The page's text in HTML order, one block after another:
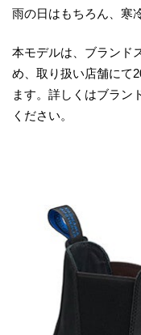
雨の日はもちろん、寒
本モデルは、ブランド
め、取り扱い店舗にて
ます。詳しくはブラン
ください。